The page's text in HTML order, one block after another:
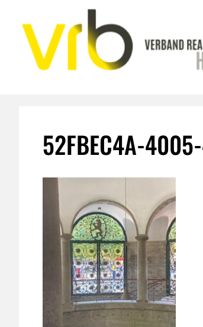
Inhalt
springen
52FBEC4A-